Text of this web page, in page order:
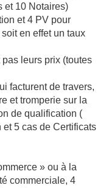
et 10 Notaires)
et 4 PV pour
en effet un taux
pas leurs prix (toutes
facturent de travers,
et tromperie sur la
de qualification (
5 cas de Certificats
» ou à la
commerciale, 4